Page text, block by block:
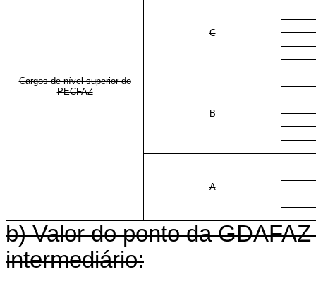
Cargos de nível superior do
PECFAZ
C
B
A
b) Valor do ponto da
intermediário: